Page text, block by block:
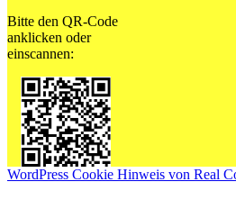
Bitte den QR-Code
anklicken oder
einscannen:
WordPress Cookie Hinweis von Real